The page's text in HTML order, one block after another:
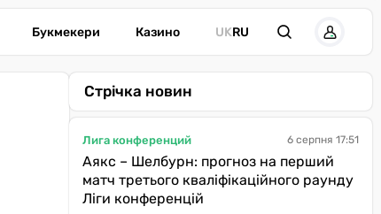
Букмекери Казино UKRU
Стрічка новин
Лига конференций 6 серпня 17:51
Аякс – Шелбурн: прогноз на перший
матч третього кваліфікаційного раунду
Ліги конференцій